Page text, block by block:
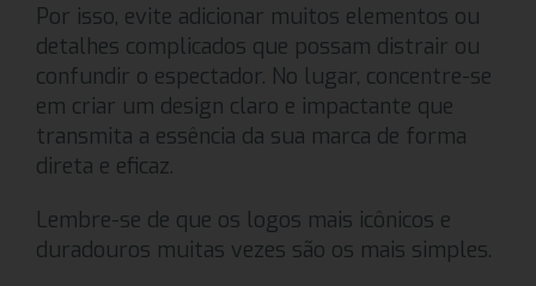
Por isso, evite adicionar muitos elementos ou
detalhes complicados que possam distrair ou
confundir o espectador. No lugar, concentre-se
em criar um design claro e impactante que
transmita a essência da sua marca de forma
direta e eficaz.
Lembre-se de que os logos mais icônicos e
duradouros muitas vezes são os mais simples.